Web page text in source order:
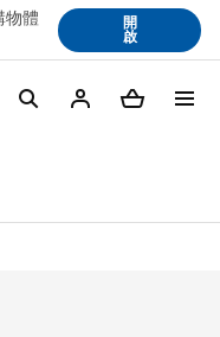
物體
開
啟